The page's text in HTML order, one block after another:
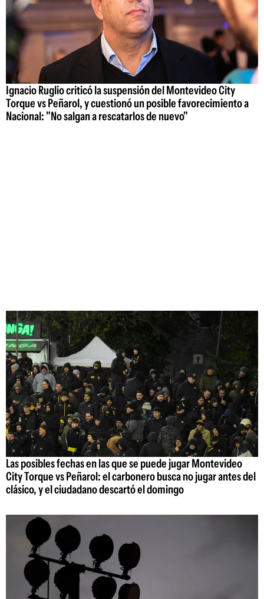
Ignacio Ruglio criticó la suspensión del Montevideo City
Torque vs Peñarol, y cuestionó un posible favorecimiento a
Nacional: "No salgan a rescatarlos de nuevo"
Las posibles fechas en las que se puede jugar Montevideo
City Torque vs Peñarol: el carbonero busca no jugar antes del
clásico, y el ciudadano descartó el domingo